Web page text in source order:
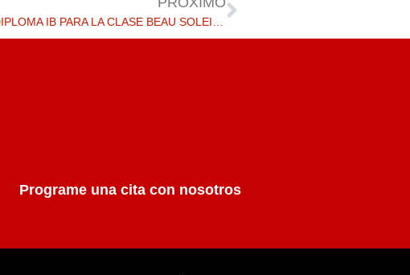
Programe una cita con nosotros